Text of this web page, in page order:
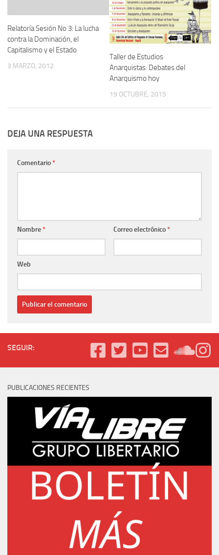
Relatoría Sesión No 3: La lucha
contra la Dominación, el
Capitalismo y el Estado
3 MARZO, 2012
Taller de Estudios
Anarquistas: Debates del
Anarquismo hoy
19 OCTUBRE, 2015
DEJA UNA RESPUESTA
Comentario*
Nombre* Correo electrónico*
Web
SEGUIR:
PUBLICACIONES RECIENTES